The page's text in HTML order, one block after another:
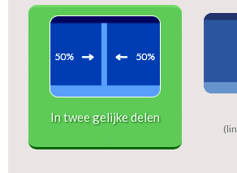
In twee gelijke delen